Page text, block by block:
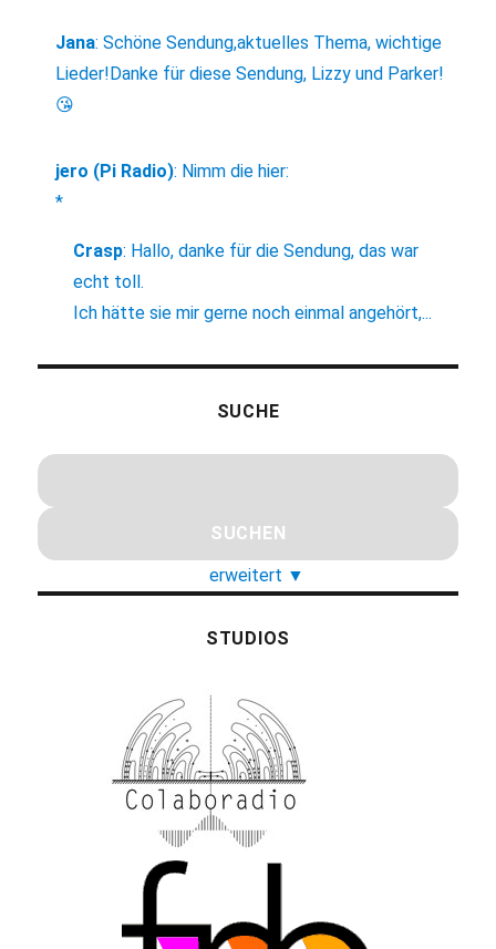
Jana:Schöne Sendung,aktuelles Thema, wichtige
Lieder!Danke für diese Sendung, Lizzy und Parker!
😘
jero (Pi Radio): Nimm die hier:
*
Crasp: Hallo, danke für die Sendung, das war
echt toll.
Ich hätte sie mir gerne noch einmal angehört,...
SUCHE
erweitert ▼
STUDIOS